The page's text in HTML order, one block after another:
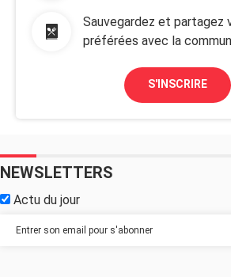
Sauvegardez et partagez
préférées avec la
S'INSCRIRE
NEWSLETTERS
Actu du jour